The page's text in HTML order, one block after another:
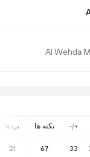
+/- نکته ها بردها
33
67
21
Al Wehda